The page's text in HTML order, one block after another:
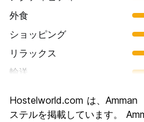
外食
ショッピング
リラックス
輸送
文化
Hostelworld.com は、Amman
ステルを掲載しています。